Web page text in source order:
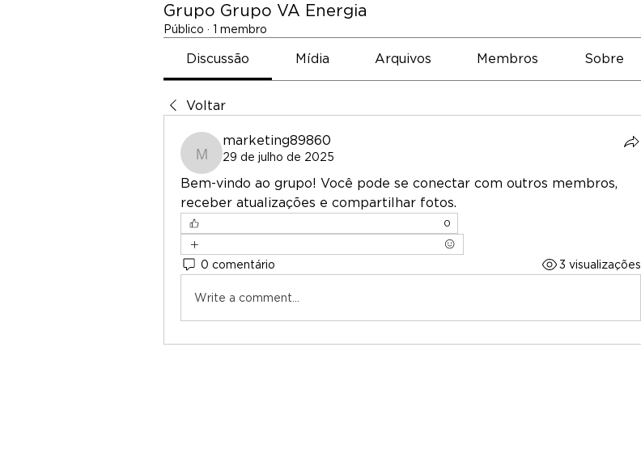
Grupo Grupo VA Energia
Público · 1 membro
Discussão Mídia Arquivos Membros Sobre
Voltar
marketing89860
marketing89860
29 de julho de 2025
Bem-vindo ao grupo! Você pode se conectar com outros membros,
receber atualizações e compartilhar fotos.
0
0 comentário 3 visualizações
Write a comment...